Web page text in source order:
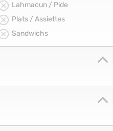
Lahmacun / Pide
Plats / Assiettes
Sandwichs